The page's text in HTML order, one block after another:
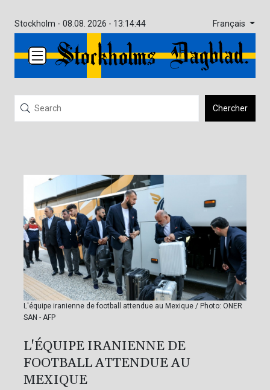
Stockholm - 08.08. 2026 - 13:14:44 Français
Chercher
L'équipe iranienne de football attendue au Mexique / Photo: ONER
SAN - AFP
L'ÉQUIPE IRANIENNE DE
FOOTBALL ATTENDUE AU
MEXIQUE